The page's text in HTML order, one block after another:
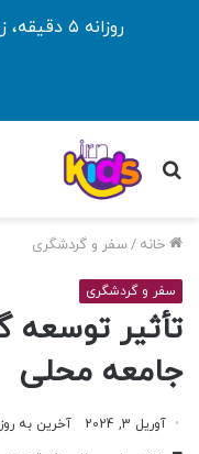
روزانه ۵
جستجو
خانه /سفر و گردشگری
سفر و گردشگری
تأثیر توسعه
جامعه محلی
آوریل 3, 2024 آخرین به روز